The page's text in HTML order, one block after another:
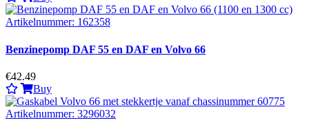
Benzinepomp DAF 55 en DAF en Volvo 66
€42.49
Buy